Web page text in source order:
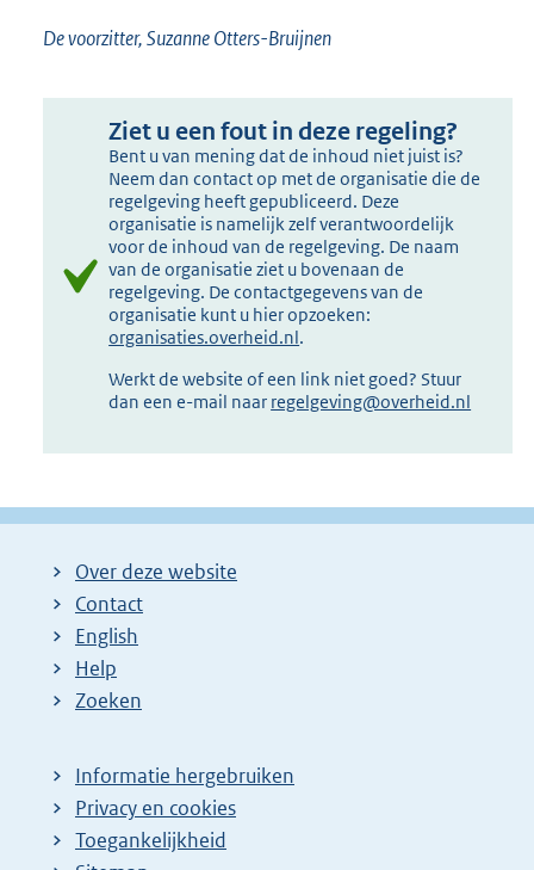
De voorzitter, Suzanne Otters-Bruijnen
Ziet u een fout in deze regeling?
Bent u van mening dat de inhoud niet juist is?
Neem dan contact op met de organisatie die de
regelgeving heeft gepubliceerd. Deze
organisatie is namelijk zelf verantwoordelijk
voor de inhoud van de regelgeving. De naam
van de organisatie ziet u bovenaan de
regelgeving. De contactgegevens van de
organisatie kunt u hier opzoeken:
organisaties.overheid.nl.
Werkt de website of een link niet goed? Stuur
dan een e-mail naar regelgeving@overheid.nl
Over deze website
Contact
English
Help
Zoeken
Informatie hergebruiken
Privacy en cookies
Toegankelijkheid